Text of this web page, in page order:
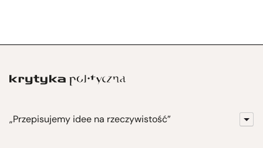
„Przepisujemy idee na rzeczywistość”